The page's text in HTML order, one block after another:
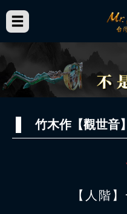
竹木作【觀世音】
【人階